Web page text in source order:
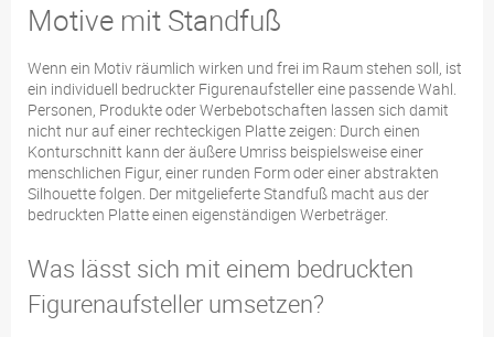
Motive mit Standfuß
Wenn ein Motiv räumlich wirken und frei im Raum stehen soll, ist
ein individuell bedruckter Figurenaufsteller eine passende Wahl.
Personen, Produkte oder Werbebotschaften lassen sich damit
nicht nur auf einer rechteckigen Platte zeigen: Durch einen
Konturschnitt kann der äußere Umriss beispielsweise einer
menschlichen Figur, einer runden Form oder einer abstrakten
Silhouette folgen. Der mitgelieferte Standfuß macht aus der
bedruckten Platte einen eigenständigen Werbeträger.
Was lässt sich mit einem bedruckten
Figurenaufsteller umsetzen?